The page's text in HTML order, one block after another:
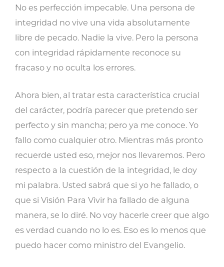
No es perfección impecable. Una persona de
integridad no vive una vida absolutamente
libre de pecado. Nadie la vive. Pero la persona
con integridad rápidamente reconoce su
fracaso y no oculta los errores.
Ahora bien, al tratar esta característica crucial
del carácter, podría parecer que pretendo ser
perfecto y sin mancha; pero ya me conoce. Yo
fallo como cualquier otro. Mientras más pronto
recuerde usted eso, mejor nos llevaremos. Pero
respecto a la cuestión de la integridad, le doy
mi palabra. Usted sabrá que si yo he fallado, o
que si Visión Para Vivir ha fallado de alguna
manera, se lo diré. No voy hacerle creer que algo
es verdad cuando no lo es. Eso es lo menos que
puedo hacer como ministro del Evangelio.